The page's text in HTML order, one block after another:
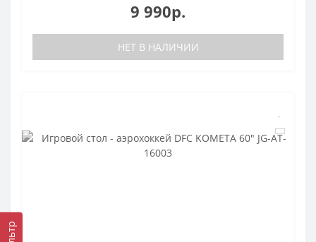
9 990р.
НЕТ В НАЛИЧИИ